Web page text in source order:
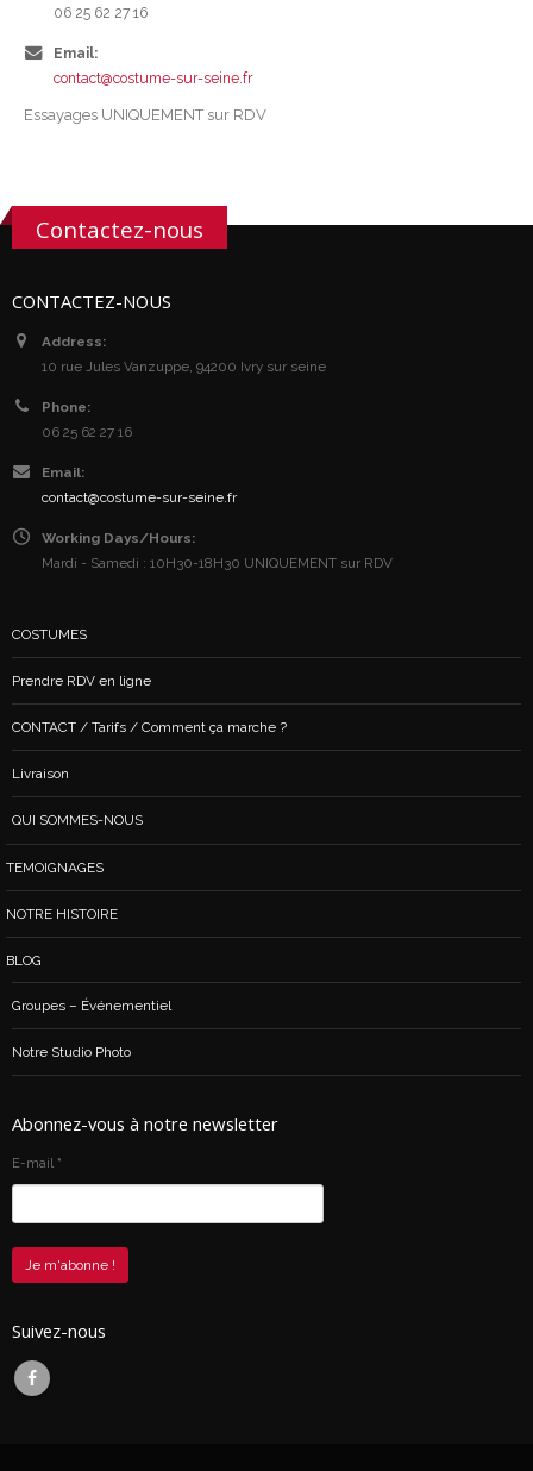
06 25 62 27 16
Email:
contact@costume-sur-seine.fr
Essayages UNIQUEMENT sur RDV
Contactez-nous
CONTACTEZ-NOUS
Address:
10 rue Jules Vanzuppe, 94200 Ivry sur seine
Phone:
06 25 62 27 16
Email:
contact@costume-sur-seine.fr
Working Days/Hours:
Mardi - Samedi : 10H30-18H30 UNIQUEMENT sur RDV
COSTUMES
Prendre RDV en ligne
CONTACT / Tarifs / Comment ça marche ?
Livraison
QUI SOMMES-NOUS
TEMOIGNAGES
NOTRE HISTOIRE
BLOG
Groupes – Événementiel
Notre Studio Photo
Abonnez-vous à notre newsletter
E-mail *
Suivez-nous